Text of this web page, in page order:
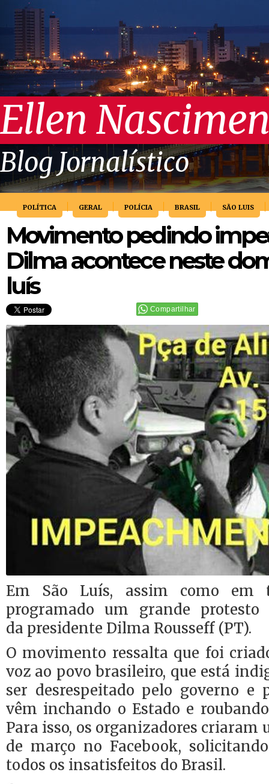
Ellen
Blog Jornalístico
POLÍTICA GERAL POLÍCIA BRASIL SÃO LUIS
Movimento pedindo
Dilma acontece neste
luís
Compartilhar
Em São Luís, assim como em
programado um grande
da presidente Dilma Rousseff (PT).
O movimento ressalta que foi
voz ao povo brasileiro, que está
ser desrespeitado pelo governo e
vêm inchando o Estado e
Para isso, os organizadores criaram
de março no Facebook,
todos os insatisfeitos do Brasil.